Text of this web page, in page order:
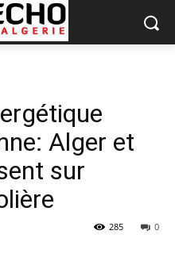
Alger et
sur
0
285